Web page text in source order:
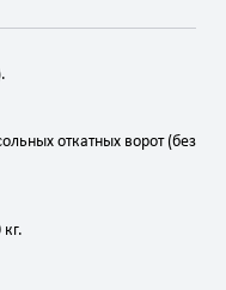
откатных ворот (без